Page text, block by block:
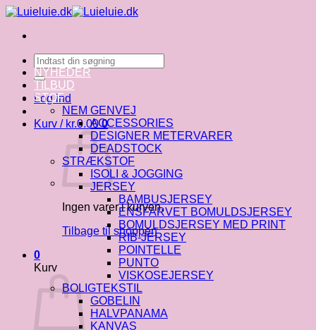
Fortsæt
indhold
Søg
efter:
Log ind
Kurv / kr.0.00 0
Ingen varer i kurven.
Tilbage til shoppen
0
Kurv
NYHEDER
TILBUD
STOF
NEM GENVEJ
ACCESSORIES
DESIGNER METERVARER
DEADSTOCK
STRÆKSTOF
ISOLI & JOGGING
JERSEY
BAMBUSJERSEY
ENSFARVET BOMULDSJERSEY
BOMULDSJERSEY MED PRINT
RIB-JERSEY
POINTELLE
PUNTO
VISKOSEJERSEY
BOLIGTEKSTIL
GOBELIN
HALVPANAMA
KANVAS